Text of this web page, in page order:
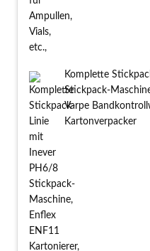
Komplette
Stickpack-
Varpe
Kartonverpacker